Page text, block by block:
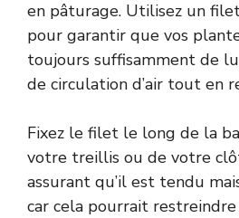
en pâturage. Utilisez un
pour garantir que vos
toujours suffisamment de
de circulation d’air tout en
Fixez le filet le long de la
votre treillis ou de votre
assurant qu’il est tendu
car cela pourrait restreindre